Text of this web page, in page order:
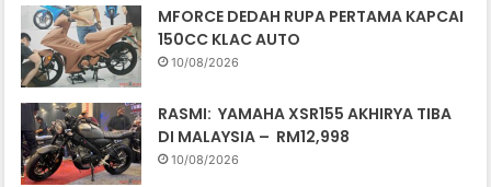
MFORCE DEDAH RUPA PERTAMA KAPCAI
150CC KLAC AUTO
10/08/2026
RASMI: YAMAHA XSR155 AKHIRYA TIBA
DI MALAYSIA – RM12,998
10/08/2026